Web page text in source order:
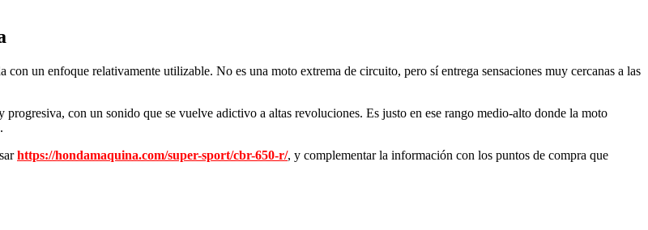
un enfoque relativamente utilizable. No es una moto extrema de circuito, pero sí entrega sensaciones muy cercanas a las
con un sonido que se vuelve adictivo a altas revoluciones. Es justo en ese rango medio-alto donde la moto
https://hondamaquina.com/super-sport/cbr-650-r/, y complementar la información con los puntos de compra que